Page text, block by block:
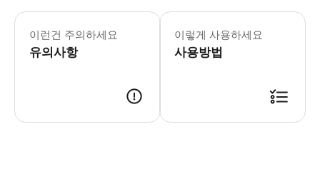
이런건 주의하세요
유의사항
이렇게 사용하세요
사용방법